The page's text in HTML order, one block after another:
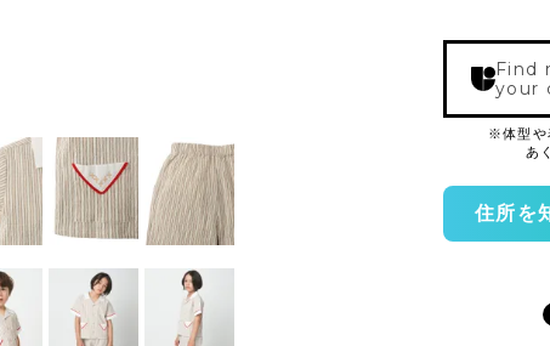
Find
your
住所を